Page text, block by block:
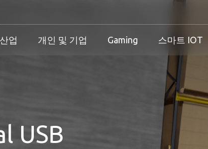
산업 개인 및 기업
개인 및 기업 개요
개인 및 기업 개요
Gaming
Gaming 개요
스마트 IOT
개인 및 비즈니스 솔루션
USB